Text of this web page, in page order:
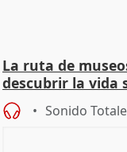
La ruta de
descubrir la vida
Zaragoza ro
Sonido